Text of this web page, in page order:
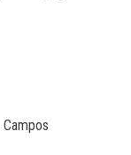
Campos